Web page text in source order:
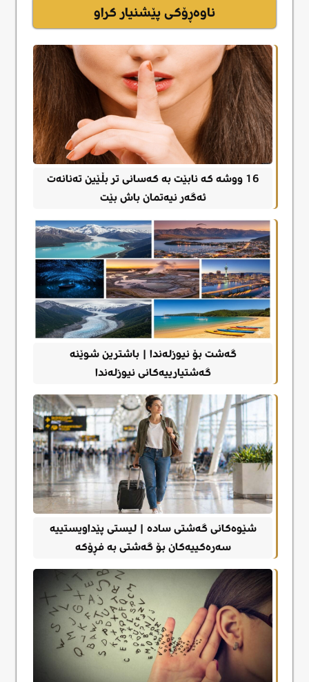
ناوەڕۆکی پێشنیار کراو
16 ووشە کە نابێت بە کەسانی تر بڵێین تەنانەت
ئەگەر نیەتمان باش بێت
گەشت بۆ نیوزلەندا | باشترین شوێنە
گەشتیارییەکانی نیوزلەندا
شێوەکانی گەشتی سادە | لیستی پێداویستییە
سەرەکییەکان بۆ گەشتی به فڕۆکە